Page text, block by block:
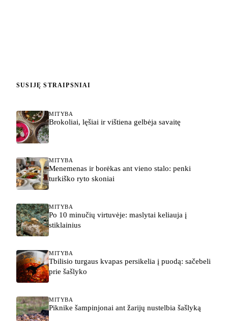
SUSIJĘ STRAIPSNIAI
MITYBA
Brokoliai, lęšiai ir vištiena gelbėja savaitę
MITYBA
Menemenas ir borėkas ant vieno stalo: penki
turkiško ryto skoniai
MITYBA
Po 10 minučių virtuvėje: maslytai keliauja į
stiklainius
MITYBA
Tbilisio turgaus kvapas persikelia į puodą: sačebeli
prie šašlyko
MITYBA
Piknike šampinjonai ant žarijų nustelbia šašlyką